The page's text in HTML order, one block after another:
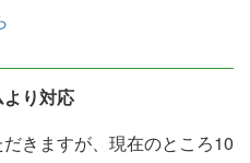
り対応
きますが、現在のところ10